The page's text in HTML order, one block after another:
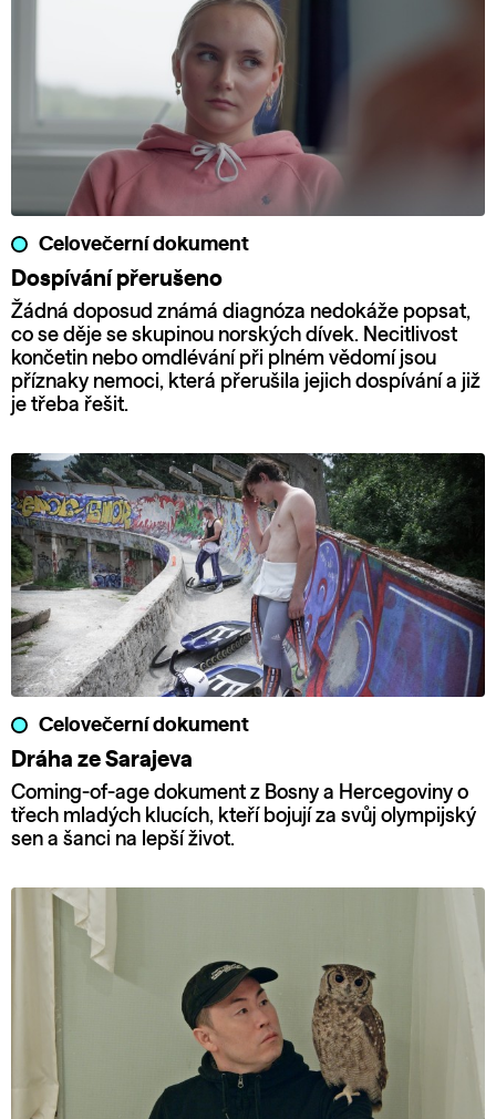
Celovečerní dokument
Dospívání přerušeno
Žádná doposud známá diagnóza nedokáže popsat,
co se děje se skupinou norských dívek. Necitlivost
končetin nebo omdlévání při plném vědomí jsou
příznaky nemoci, která přerušila jejich dospívání a již
je třeba řešit.
Celovečerní dokument
Dráha ze Sarajeva
Coming-of-age dokument z Bosny a Hercegoviny o
třech mladých klucích, kteří bojují za svůj olympijský
sen a šanci na lepší život.